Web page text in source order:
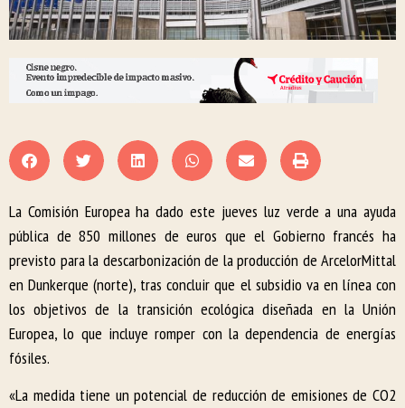
La Comisión Europea ha dado este jueves luz verde a una ayuda
pública de 850 millones de euros que el Gobierno francés ha
previsto para la descarbonización de la producción de ArcelorMittal
en Dunkerque (norte), tras concluir que el subsidio va en línea con
los objetivos de la transición ecológica diseñada en la Unión
Europea, lo que incluye romper con la dependencia de energías
fósiles.
«La medida tiene un potencial de reducción de emisiones de CO2